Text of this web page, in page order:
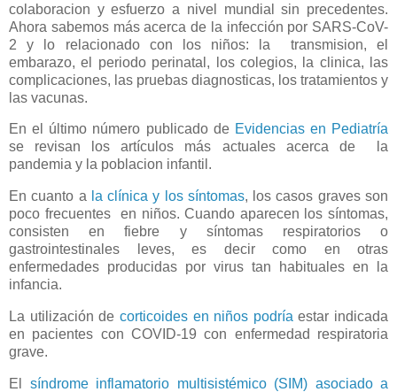
colaboracion y esfuerzo a nivel mundial sin precedentes.
Ahora sabemos más acerca de la infección por SARS-CoV-
2 y lo relacionado con los niños: la transmision, el
embarazo, el periodo perinatal, los colegios, la clinica, las
complicaciones, las pruebas diagnosticas, los tratamientos y
las vacunas.
En el último número publicado de Evidencias en Pediatría
se revisan los artículos más actuales acerca de la
pandemia y la poblacion infantil.
En cuanto a la clínica y los síntomas, los casos graves son
poco frecuentes en niños. Cuando aparecen los síntomas,
consisten en fiebre y síntomas respiratorios o
gastrointestinales leves, es decir como en otras
enfermedades producidas por virus tan habituales en la
infancia.
La utilización de corticoides en niños podríaestar indicada
en pacientes con COVID-19 con enfermedad respiratoria
grave.
El síndrome inflamatorio multisistémico (SIM) asociado a